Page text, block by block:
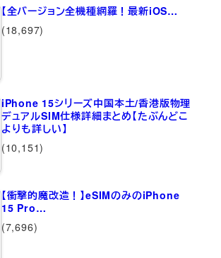
【全バージョン全機種網羅！最新iOS…
(18,697)
iPhone 15シリーズ中国本土/香港版物理
デュアルSIM仕様詳細まとめ【たぶんどこ
よりも詳しい】
(10,151)
【衝撃的魔改造！】eSIMのみのiPhone
15 Pro…
(7,696)